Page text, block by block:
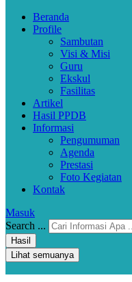
Beranda
Profile
Sambutan
Visi & Misi
Guru
Ekskul
Fasilitas
Artikel
Hasil PPDB
Informasi
Pengumuman
Agenda
Prestasi
Foto Kegiatan
Kontak
Masuk
Search ...
Hasil
Lihat semuanya